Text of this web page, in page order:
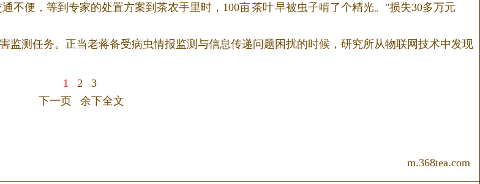
不便，等到专家的处置方案到茶农手里时，100亩茶叶早被虫子啃了个精光。"损失30多万元
监测任务。正当老蒋备受病虫情报监测与信息传递问题困扰的时候，研究所从物联网技术中发现
1 2
3
下一页
余下全文
m.368tea.com